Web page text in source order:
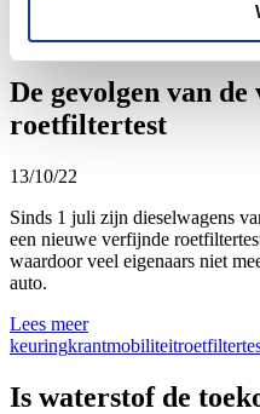
LimburgmobiliteitVlaams
De gevolgen van
roetfiltertest
13/10/22
Sinds 1 juli zijn dieselwagens
een nieuwe verfijnde
waardoor veel eigenaars niet
auto.
Lees meer
keuringkrantmobiliteit
Is waterstof de